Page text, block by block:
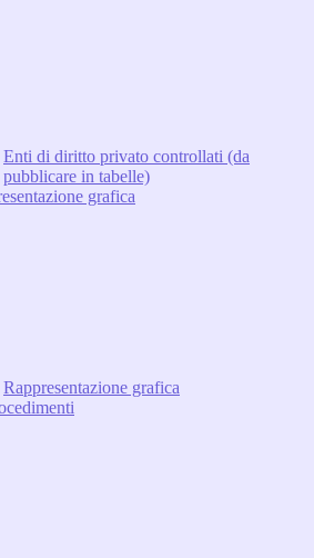
Enti di diritto privato controllati (da
pubblicare in tabelle)
grafica
Rappresentazione grafica